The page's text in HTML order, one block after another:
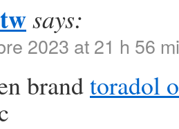
says:
2023 at 21 h 56
brandtoradol